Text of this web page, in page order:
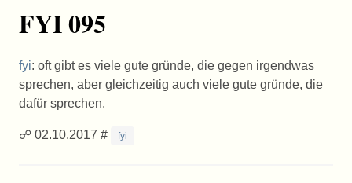
FYI 095
fyi: oft gibt es viele gute gründe, die gegen irgendwas
sprechen, aber gleichzeitig auch viele gute gründe, die
dafür sprechen.
☍ 02.10.2017 # fyi